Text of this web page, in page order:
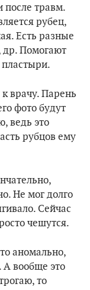
после травм.
рубец,
Есть разные
др. Помогают
пластыри.
врачу. Парень
фото будут
ведь это
рубцов ему
Не мог долго
Сейчас
чешутся.
аномально,
А вообще это
то